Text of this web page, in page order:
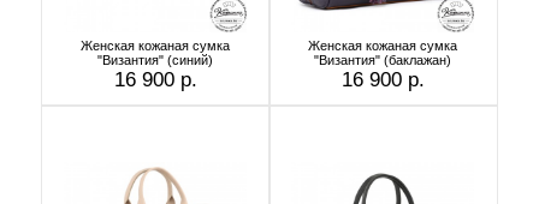
Женская кожаная сумка
"Византия" (синий)
16 900 р.
Женская кожаная сумка
"Византия" (баклажан)
16 900 р.